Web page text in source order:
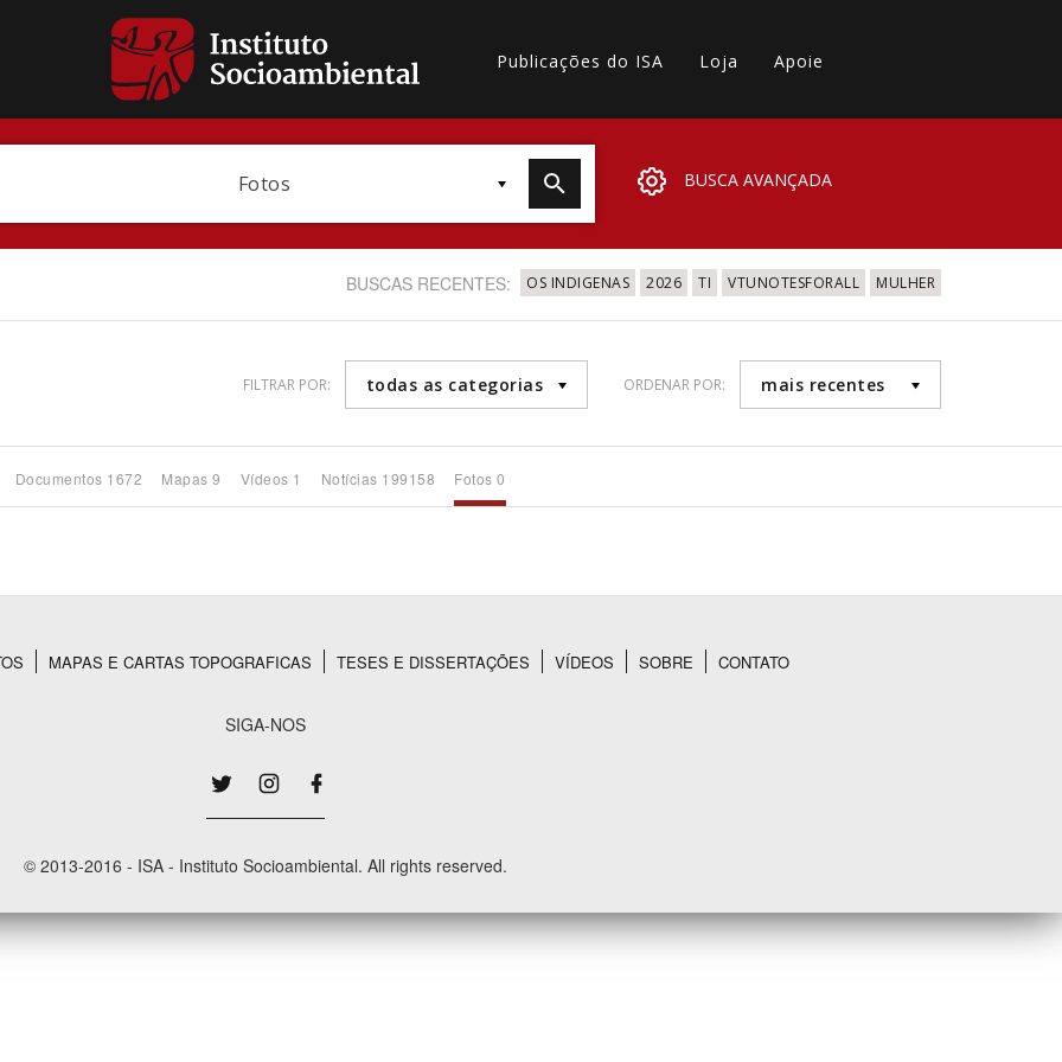
Publicações do ISA Loja Apoie
Fotos BUSCA AVANÇADA
Área Protegida
BUSCAS RECENTES: OS INDIGENAS 2026 TI VTUNOTESFORALL MULHER
FILTRAR POR: todas as categorias ORDENAR POR: mais recentes
Documentos 1672 Mapas 9 Vídeos 1 Notícias 199158 Fotos 0
MAPAS E CARTAS TOPOGRAFICAS TESES E DISSERTAÇÕES VÍDEOS SOBRE CONTATO
SIGA-NOS
© 2013-2016 - ISA - Instituto Socioambiental. All rights reserved.